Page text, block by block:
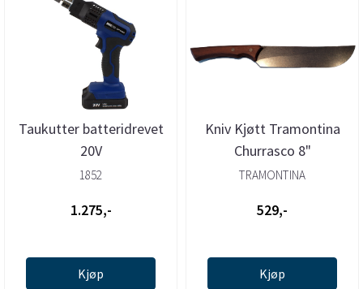
Taukutter batteridrevet
20V
1852
1.275,-
Kjøp
Kniv Kjøtt Tramontina
Churrasco 8"
TRAMONTINA
529,-
Kjøp